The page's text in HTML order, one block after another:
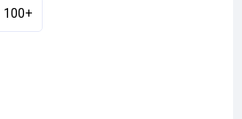
100+